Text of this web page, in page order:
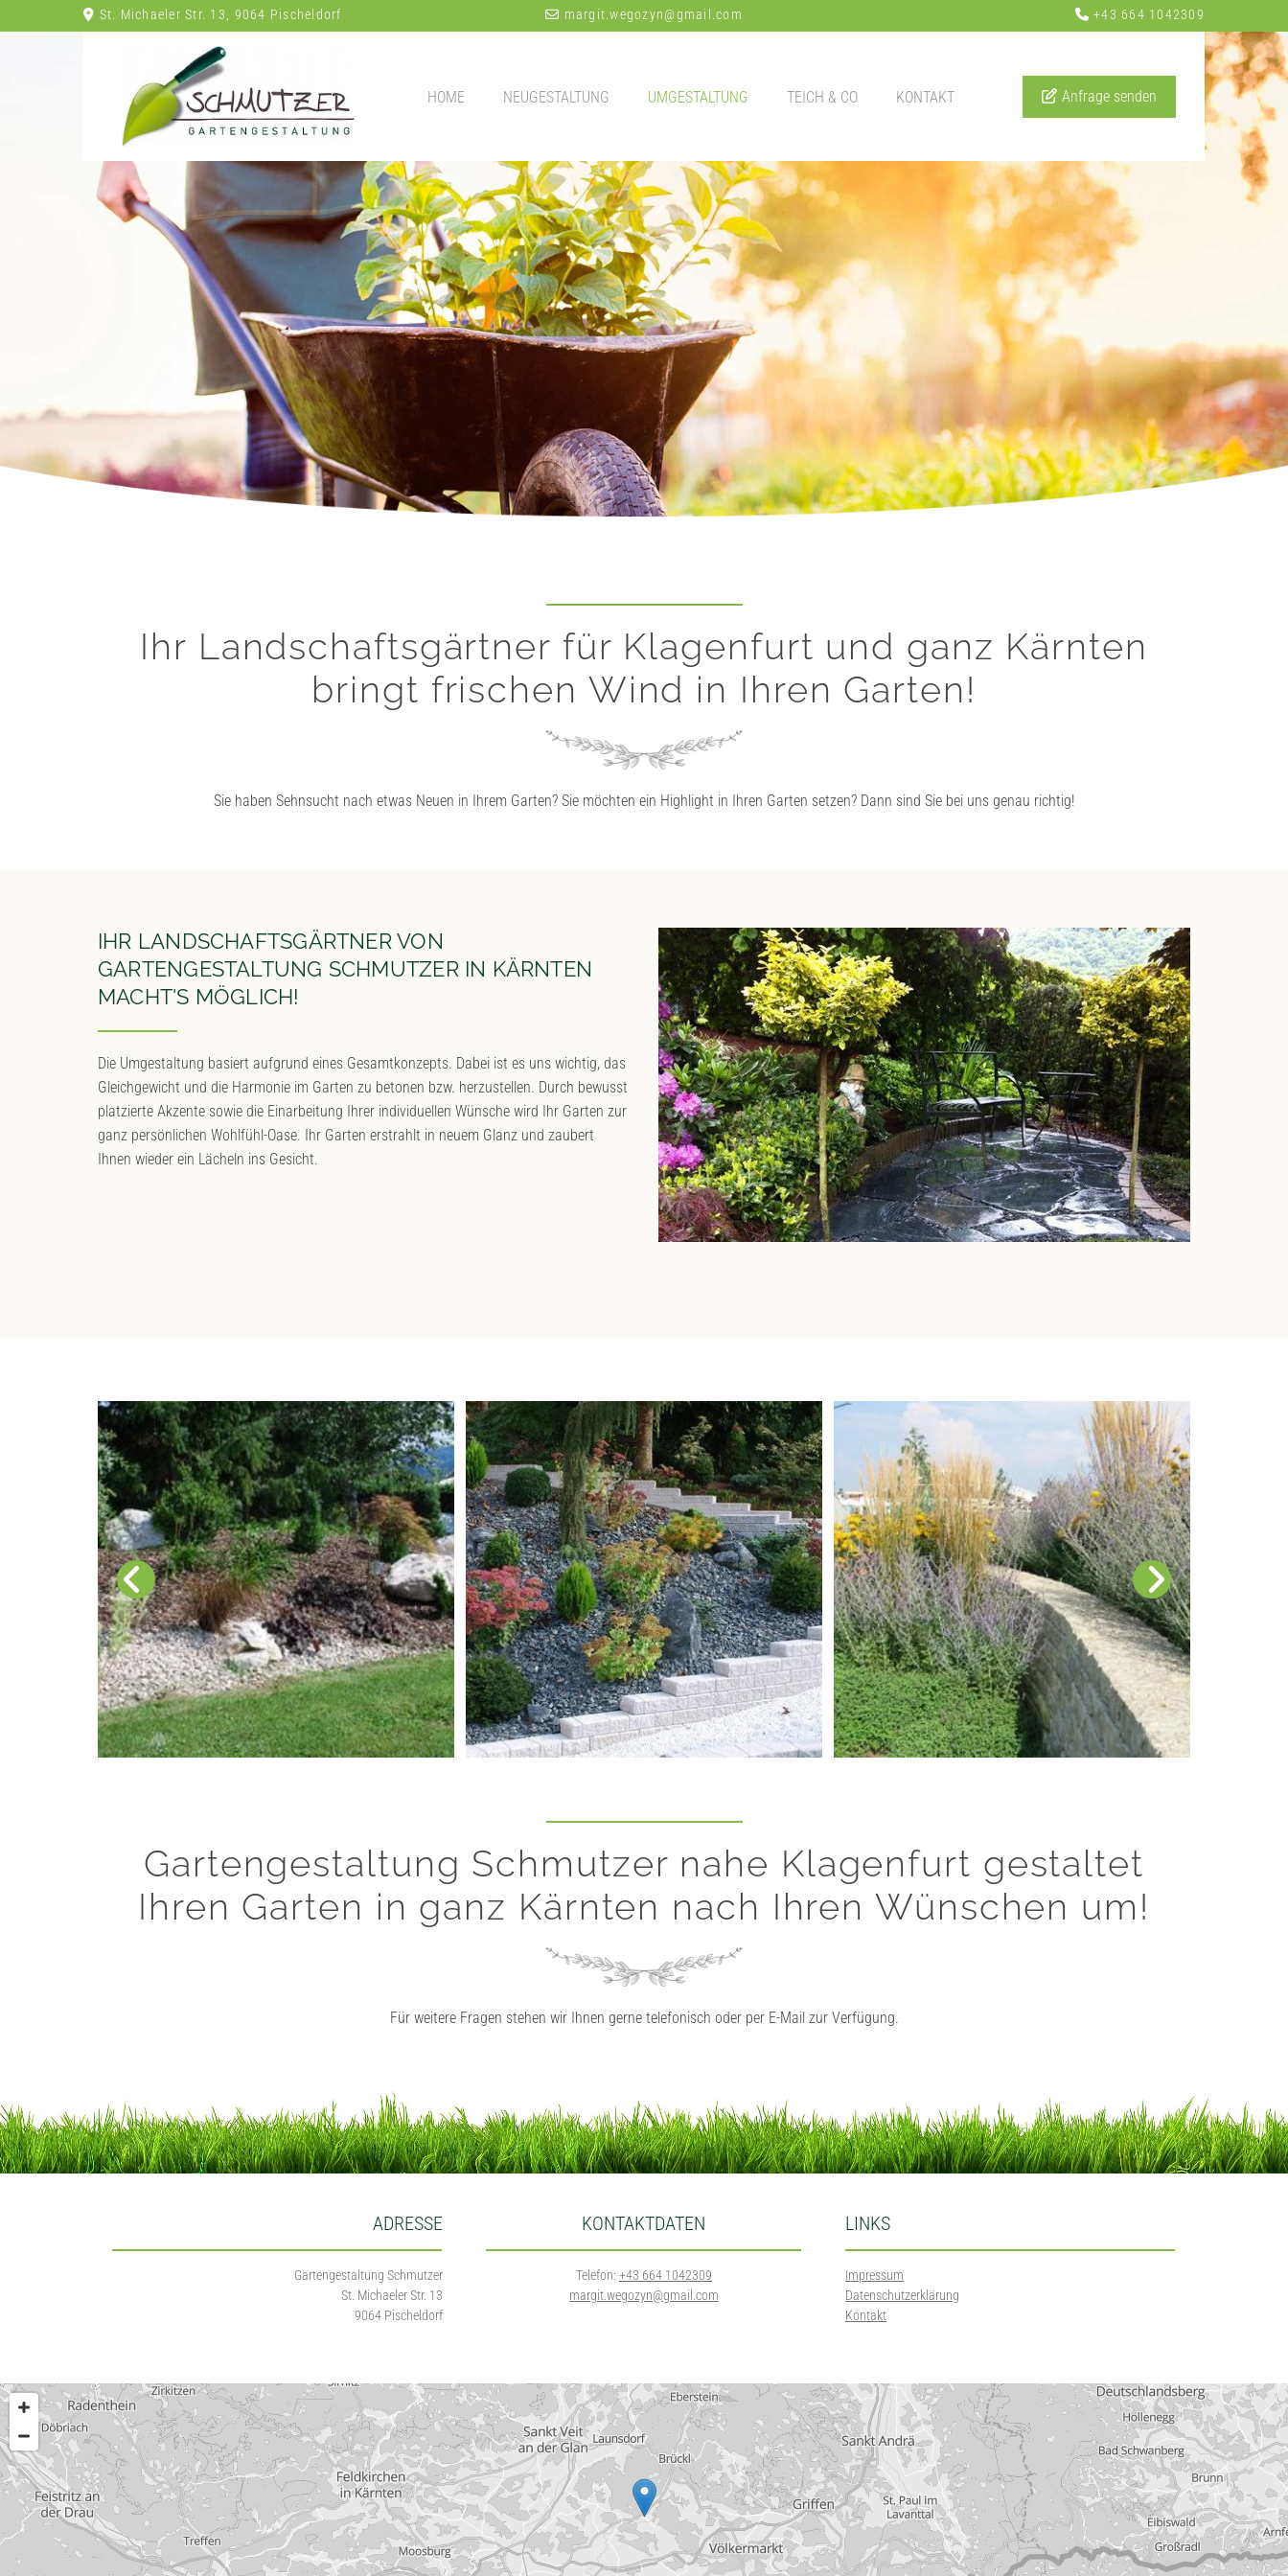
 St. Michaeler Str. 13, 9064 Pischeldorf  margit.wegozyn@gmail.com  +43 664 1042309
HOME NEUGESTALTUNG UMGESTALTUNG TEICH & CO KONTAKT Anfrage senden
Ihr Landschaftsgärtner für Klagenfurt und ganz Kärnten
bringt frischen Wind in Ihren Garten!
Sie haben Sehnsucht nach etwas Neuen in Ihrem Garten? Sie möchten ein Highlight in Ihren Garten setzen? Dann sind Sie bei uns genau richtig!
IHR LANDSCHAFTSGÄRTNER VON
GARTENGESTALTUNG SCHMUTZER IN KÄRNTEN
MACHT'S MÖGLICH!
Die Umgestaltung basiert aufgrund eines Gesamtkonzepts. Dabei ist es uns wichtig, das
Gleichgewicht und die Harmonie im Garten zu betonen bzw. herzustellen. Durch bewusst
platzierte Akzente sowie die Einarbeitung Ihrer individuellen Wünsche wird Ihr Garten zur
ganz persönlichen Wohlfühl-Oase. Ihr Garten erstrahlt in neuem Glanz und zaubert
Ihnen wieder ein Lächeln ins Gesicht.
Gartengestaltung Schmutzer nahe Klagenfurt gestaltet
Ihren Garten in ganz Kärnten nach Ihren Wünschen um!
Für weitere Fragen stehen wir Ihnen gerne telefonisch oder per E-Mail zur Verfügung.
ADRESSE
Gartengestaltung Schmutzer
St. Michaeler Str. 13
9064 Pischeldorf
KONTAKTDATEN
Telefon: +43 664 1042309
margit.wegozyn@gmail.com
LINKS
Impressum
Datenschutzerklärung
Kontakt